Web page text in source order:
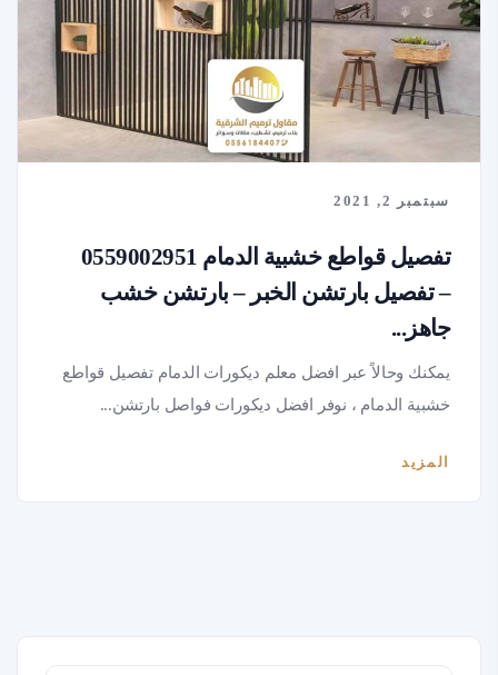
سبتمبر 2, 2021
تفصيل قواطع خشبية الدمام 0559002951
– تفصيل بارتشن الخبر – بارتشن خشب
جاهز...
يمكنك وحالاً عبر افضل معلم ديكورات الدمام تفصيل قواطع
خشبية الدمام ، نوفر افضل ديكورات فواصل بارتشن...
المزيد